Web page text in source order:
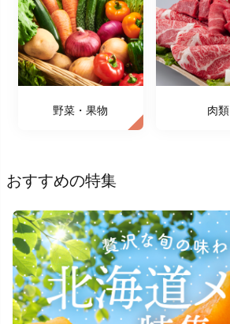
野菜・果物 肉類
おすすめの特集